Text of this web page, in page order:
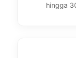
hingga